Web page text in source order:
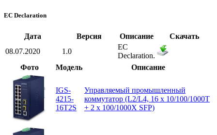
EC Declaration
Дата Версия Описание
Скачать
08.07.2020
1.0
EC
Declaration.
Фото
Модель Описание
IGS-
4215-
16T2S
Управляемый промышленный
коммутатор (L2/L4, 16 x 10/100/1000T
+ 2 x 100/1000X SFP)